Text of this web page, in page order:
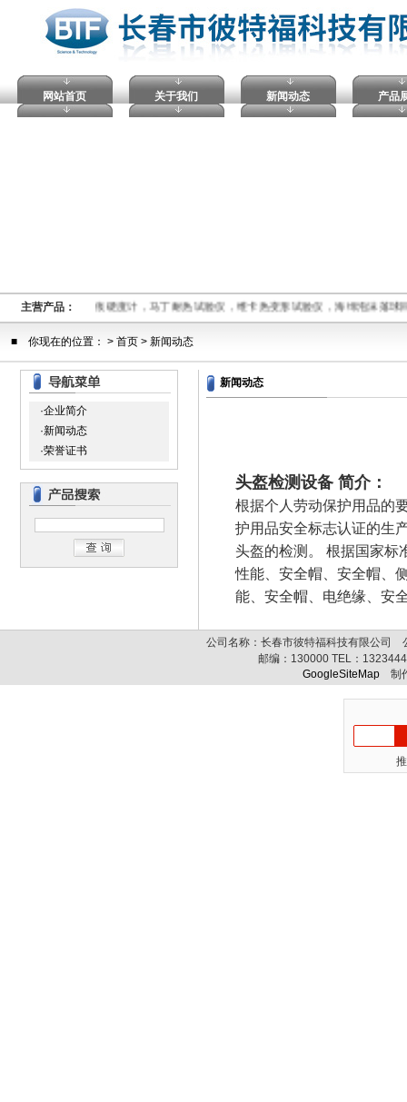
网站首页 关于我们 新闻动态 产品
主营产品：
试验仪，塑料球压痕硬度计，马丁耐热试验仪，维卡热变形试验仪，海绵泡沫落
■ 你现在的位置： > 首页 > 新闻动态
·企业简介
·新闻动态
·荣誉证书
新闻动态
头盔检测设备 简介：
根据个人劳动保护用品的
护用品安全标志认证的生
头盔的检测。 根据国家标
性能、安全帽、安全帽、
能、安全帽、电绝缘、安
公司名称：长春市彼特福科技有限公司
邮编： 130000TEL：
GoogleSiteMap 制